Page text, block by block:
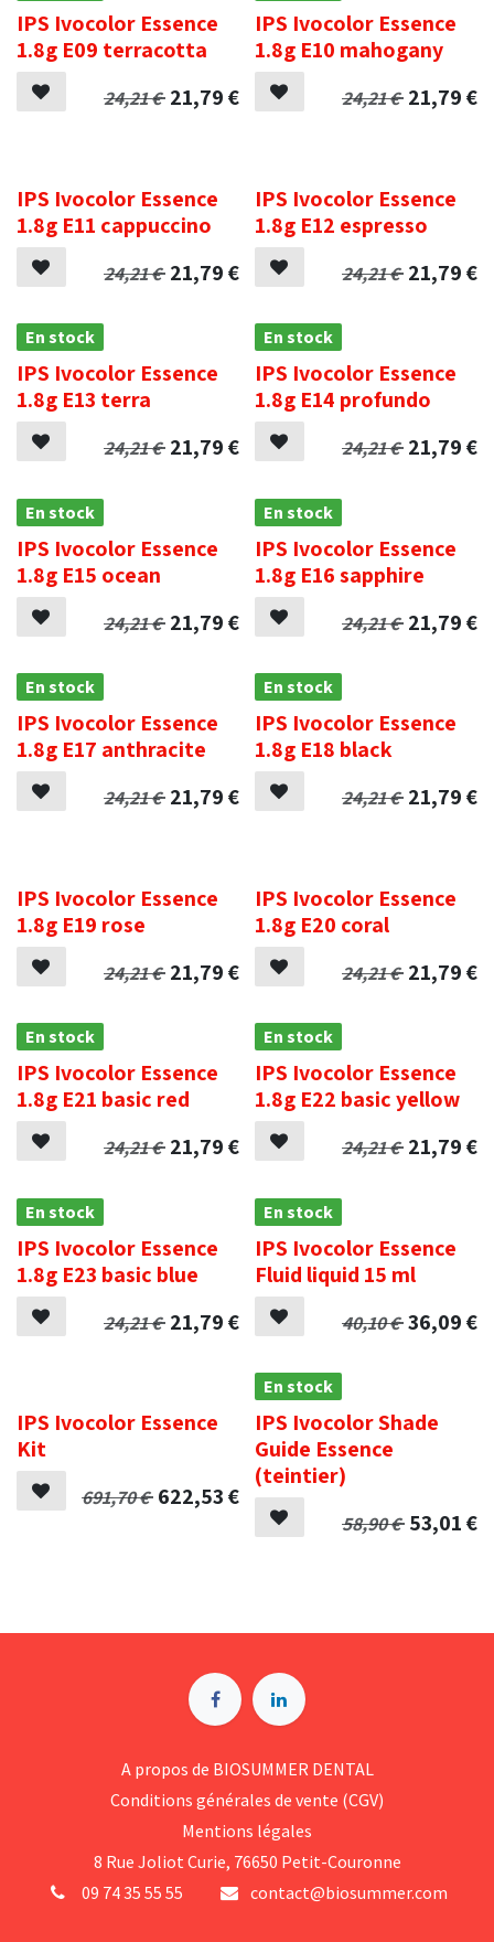
IPS Ivocolor Essence
1.8g E09 terracotta
24,21€ 21,79€
IPS Ivocolor Essence
1.8g E10 mahogany
24,21€ 21,79€
IPS Ivocolor Essence
1.8g E11 cappuccino
24,21€ 21,79€
IPS Ivocolor Essence
1.8g E12 espresso
24,21€ 21,79€
En stock
IPS Ivocolor Essence
1.8g E13 terra
24,21€ 21,79€
En stock
IPS Ivocolor Essence
1.8g E14 profundo
24,21€ 21,79€
En stock
IPS Ivocolor Essence
1.8g E15 ocean
24,21€ 21,79€
En stock
IPS Ivocolor Essence
1.8g E16 sapphire
24,21€ 21,79€
En stock
IPS Ivocolor Essence
1.8g E17 anthracite
24,21€ 21,79€
En stock
IPS Ivocolor Essence
1.8g E18 black
24,21€ 21,79€
IPS Ivocolor Essence
1.8g E19 rose
24,21€ 21,79€
IPS Ivocolor Essence
1.8g E20 coral
24,21€ 21,79€
En stock
IPS Ivocolor Essence
1.8g E21 basic red
24,21€ 21,79€
En stock
IPS Ivocolor Essence
1.8g E22 basic yellow
24,21€ 21,79€
En stock
IPS Ivocolor Essence
1.8g E23 basic blue
24,21€ 21,79€
En stock
IPS Ivocolor Essence
Fluid liquid 15 ml
40,10€ 36,09€
IPS Ivocolor Essence
Kit
691,70€ 622,53€
En stock
IPS Ivocolor Shade
Guide Essence
(teintier)
58,90€ 53,01€
A p​ropos de BIOSUMMER DENTAL
Conditions générales d​e vente (CGV)
Mentions légales
8 Rue Jol​iot Curie, 76650 Petit-Couronne
09 74 35 55 55
contact@biosummer.com